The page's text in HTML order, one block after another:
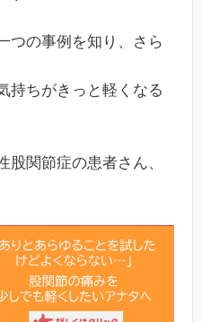
つの事例を知り、さら
持ちがきっと軽くなる
股関節症の患者さん、